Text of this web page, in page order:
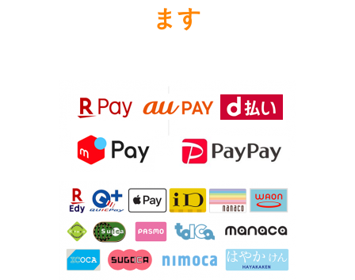
ます